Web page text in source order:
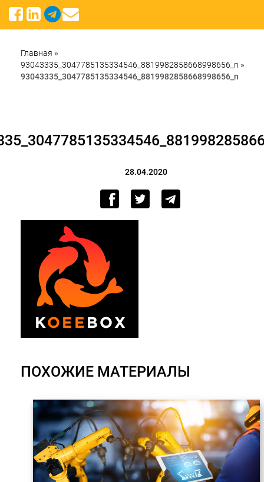
Главная »
93043335_3047785135334546_8819982858668998656_n »
93043335_3047785135334546_8819982858668998656_n
28.04.2020
ПОХОЖИЕ МАТЕРИАЛЫ